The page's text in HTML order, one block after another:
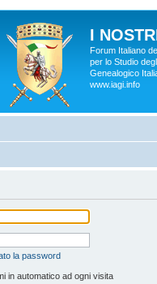
I
Forum Italiano
per lo Studio
Genealogico
www.iagi.info
la password
in automatico ad ogni visita